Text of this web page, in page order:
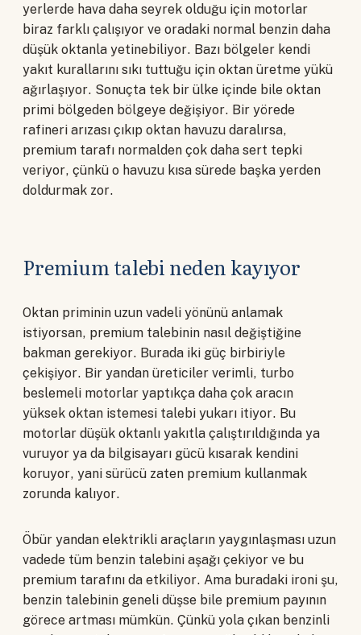
yerlerde hava daha seyrek olduğu için motorlar
biraz farklı çalışıyor ve oradaki normal benzin daha
düşük oktanla yetinebiliyor. Bazı bölgeler kendi
yakıt kurallarını sıkı tuttuğu için oktan üretme yükü
ağırlaşıyor. Sonuçta tek bir ülke içinde bile oktan
primi bölgeden bölgeye değişiyor. Bir yörede
rafineri arızası çıkıp oktan havuzu daralırsa,
premium tarafı normalden çok daha sert tepki
veriyor, çünkü o havuzu kısa sürede başka yerden
doldurmak zor.
Premium talebi neden kayıyor
Oktan priminin uzun vadeli yönünü anlamak
istiyorsan, premium talebinin nasıl değiştiğine
bakman gerekiyor. Burada iki güç birbiriyle
çekişiyor. Bir yandan üreticiler verimli, turbo
beslemeli motorlar yaptıkça daha çok aracın
yüksek oktan istemesi talebi yukarı itiyor. Bu
motorlar düşük oktanlı yakıtla çalıştırıldığında ya
vuruyor ya da bilgisayarı gücü kısarak kendini
koruyor, yani sürücü zaten premium kullanmak
zorunda kalıyor.
Öbür yandan elektrikli araçların yaygınlaşması uzun
vadede tüm benzin talebini aşağı çekiyor ve bu
premium tarafını da etkiliyor. Ama buradaki ironi şu,
benzin talebinin geneli düşse bile premium payının
görece artması mümkün. Çünkü yola çıkan benzinli